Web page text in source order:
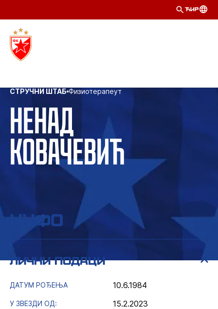
ЋИР
СТРУЧНИ ШТАБ Физиотерапеут
Ненад
Ковачевић
инфо
лични подаци
ДАТУМ РОЂЕЊА 10.6.1984
У ЗВЕЗДИ ОД: 15.2.2023